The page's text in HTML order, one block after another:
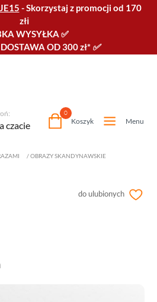
-Skorzystaj z promocji od 170
złℹ️
WYSYŁKA ✅
OD 300 zł* ✅
czacie Koszyk
0
Menu
/OBRAZY SKANDYNAWSKIE
do ulubionych